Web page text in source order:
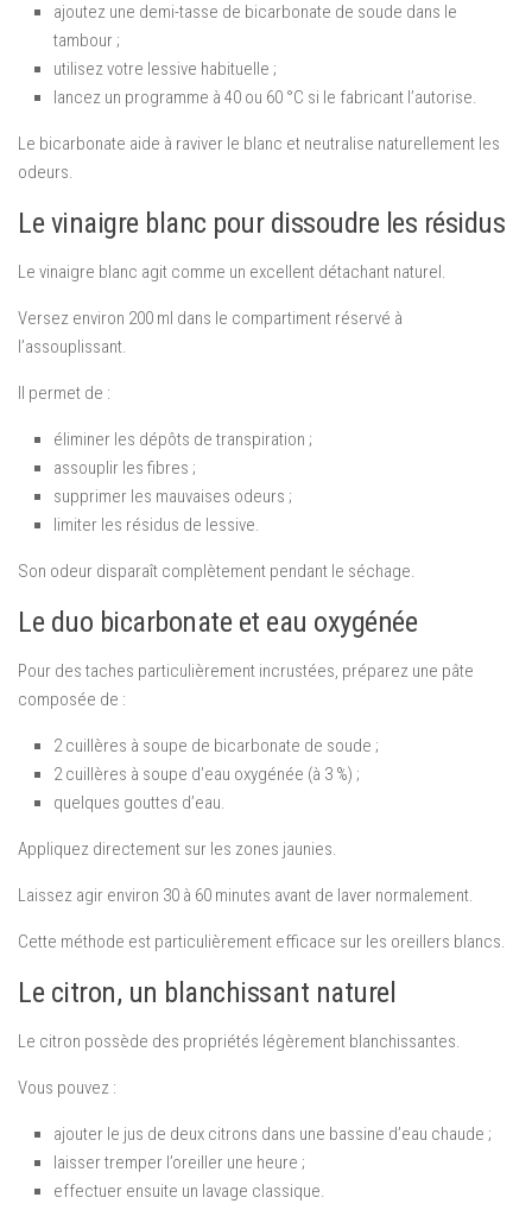
ajoutez une demi-tasse de bicarbonate de soude dans le
tambour ;
utilisez votre lessive habituelle ;
lancez un programme à 40 ou 60 °C si le fabricant l’autorise.
Le bicarbonate aide à raviver le blanc et neutralise naturellement les
odeurs.
Le vinaigre blanc pour dissoudre les résidus
Le vinaigre blanc agit comme un excellent détachant naturel.
Versez environ 200 ml dans le compartiment réservé à
l’assouplissant.
Il permet de :
éliminer les dépôts de transpiration ;
assouplir les fibres ;
supprimer les mauvaises odeurs ;
limiter les résidus de lessive.
Son odeur disparaît complètement pendant le séchage.
Le duo bicarbonate et eau oxygénée
Pour des taches particulièrement incrustées, préparez une pâte
composée de :
2 cuillères à soupe de bicarbonate de soude ;
2 cuillères à soupe d’eau oxygénée (à 3 %) ;
quelques gouttes d’eau.
Appliquez directement sur les zones jaunies.
Laissez agir environ 30 à 60 minutes avant de laver normalement.
Cette méthode est particulièrement efficace sur les oreillers blancs.
Le citron, un blanchissant naturel
Le citron possède des propriétés légèrement blanchissantes.
Vous pouvez :
ajouter le jus de deux citrons dans une bassine d’eau chaude ;
laisser tremper l’oreiller une heure ;
effectuer ensuite un lavage classique.